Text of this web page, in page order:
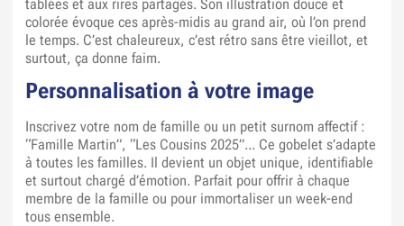
tablées et aux rires partagés. Son illustration douce et
colorée évoque ces après-midis au grand air, où l’on prend
le temps. C’est chaleureux, c’est rétro sans être vieillot, et
surtout, ça donne faim.
Personnalisation à votre image
Inscrivez votre nom de famille ou un petit surnom affectif :
“Famille Martin”, “Les Cousins 2025”... Ce gobelet s’adapte
à toutes les familles. Il devient un objet unique, identifiable
et surtout chargé d’émotion. Parfait pour offrir à chaque
membre de la famille ou pour immortaliser un week-end
tous ensemble.